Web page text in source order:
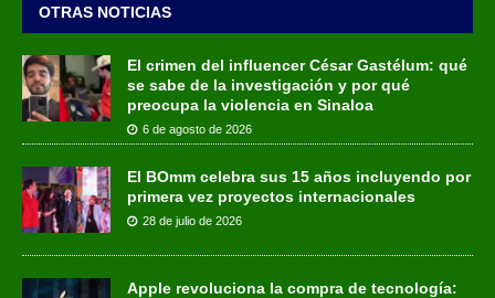
OTRAS NOTICIAS
El crimen del influencer César Gastélum: qué
se sabe de la investigación y por qué
preocupa la violencia en Sinaloa
6 de agosto de 2026
El BOmm celebra sus 15 años incluyendo por
primera vez proyectos internacionales
28 de julio de 2026
Apple revoluciona la compra de tecnología: